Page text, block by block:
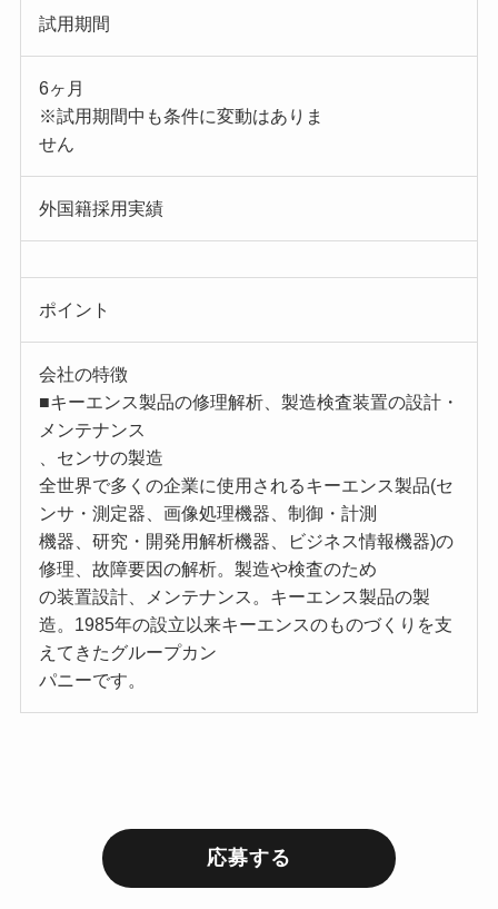
試用期間
6ヶ月
※試用期間中も条件に変動はありま
せん
外国籍採用実績
ポイント
会社の特徴
■キーエンス製品の修理解析、製造検査装置の設計・
メンテナンス
、センサの製造
全世界で多くの企業に使用されるキーエンス製品(セ
ンサ・測定器、画像処理機器、制御・計測
機器、研究・開発用解析機器、ビジネス情報機器)の
修理、故障要因の解析。製造や検査のため
の装置設計、メンテナンス。キーエンス製品の製
造。1985年の設立以来キーエンスのものづくりを支
えてきたグループカン
パニーです。
応募する